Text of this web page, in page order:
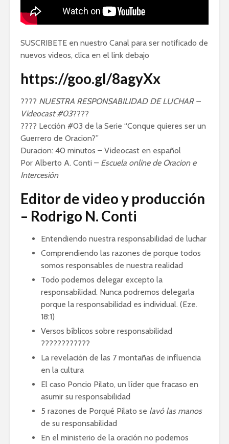
SUSCRIBETE en nuestro Canal para ser notificado de
nuevos videos, clica en el link debajo
https://goo.gl/8agyXx
???? NUESTRA RESPONSABILIDAD DE LUCHAR –
Videocast #03????
???? Lección #03 de la Serie “Conque quieres ser un
Guerrero de Oracion?”
Duracion: 40 minutos – Videocast en español
Por Alberto A. Conti – Escuela online de Oracion e
Intercesión
Editor de video y producción
– Rodrigo N. Conti
Entendiendo nuestra responsabilidad de luchar
Comprendiendo las razones de porque todos
somos responsables de nuestra realidad
Todo podemos delegar excepto la
responsabilidad. Nunca podremos delegarla
porque la responsabilidad es individual. (Eze.
18:1)
Versos bíblicos sobre responsabilidad
????????????
La revelación de las 7 montañas de influencia
en la cultura
El caso Poncio Pilato, un líder que fracaso en
asumir su responsabilidad
5 razones de Porqué Pilato se lavó las manos
de su responsabilidad
En el ministerio de la oración no podemos